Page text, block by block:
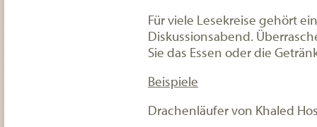
Für viele Lesekreise gehört
Diskussionsabend.
Sie das Essen oder die
Beispiele
Drachenläufer von Khaled